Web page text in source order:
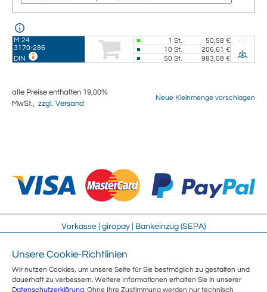
M 24
3170-286
DIN
1 St.
50,58 €
10 St.
206,61 €
50 St. 983,08 €
alle Preise enthalten 19,00%
MwSt., zzgl. Versand
Neue Kleinmenge vorschlagen
Vorkasse | giropay | Bankeinzug (SEPA)
AGB
Sicherheit
Sitemap
Unsere Cookie-Richtlinien
Wir nutzen Cookies, um unsere Seite für Sie bestmöglich zu gestalten und
dauerhaft zu verbessern. Weitere Informationen erhalten Sie in unserer
Datenschutzerklärung. Ohne Ihre Zustimmung werden nur technisch